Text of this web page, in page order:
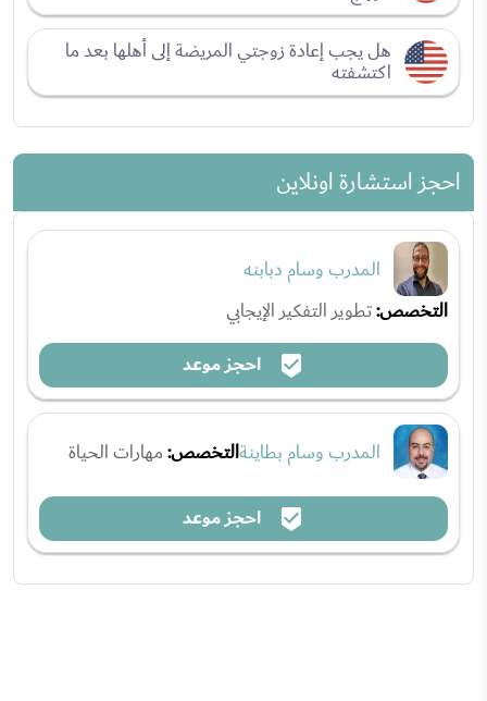
هل يجب إعادة زوجتي المريضة إلى أهلها بعد ما
اكتشفته
احجز استشارة اونلاين
المدرب وسام دبابنه
التخصص:تطوير التفكير الإيجابي
احجز موعد
المدرب وسام بطاينةالتخصص:مهارات الحياة
احجز موعد